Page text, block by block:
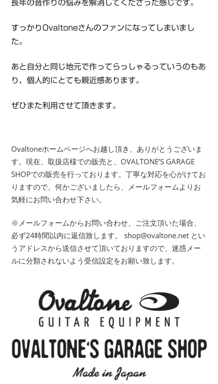
長年の音作りの悩みを解消してくださった感じです。
すっかりOvaltoneさんのファンになってしまいまし
た。
あと自分と同じ地元で作ってらっしゃるっていうのもあ
り、個人的にとても親近感あります。
ぜひまた利用させて頂きます。
Ovaltoneホームページへお越し頂き、ありがとうございま
す。現在、取扱店様での販売と、OVALTONE’S GARAGE
SHOPでの販売を行っております。丁寧な対応を心がけてお
りますので、何かございましたら、メールフォームよりお
気軽にお問い合わせ下さい。
※メールフォームからお問い合わせ、ご注文頂いた場合、
必ず24時間以内に返信致します。 shop@ovaltone.net とい
うアドレスから送信させて頂いておりますので、迷惑メー
ルに分類されないよう受信設定をお願い致します。